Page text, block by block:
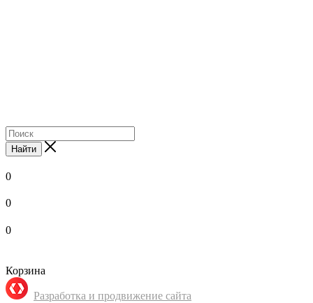
Найти
0
0
0
Корзина
Разработка и продвижение сайта